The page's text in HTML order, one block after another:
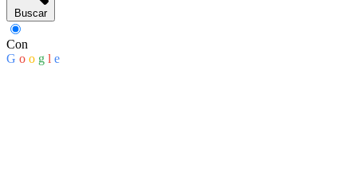
Buscar
Con
G o o g l e